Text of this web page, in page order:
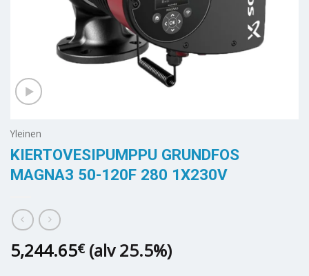
Yleinen
KIERTOVESIPUMPPU GRUNDFOS
MAGNA3 50-120F 280 1X230V
5,244.65€ (alv 25.5%)